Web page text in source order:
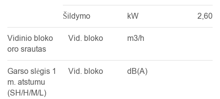
Šildymo kW 2,60
Vidinio bloko
oro srautas
Vid. bloko m3/h
Garso slėgis 1
m. atstumu
(SH/H/M/L)
Vid. bloko dB(A)